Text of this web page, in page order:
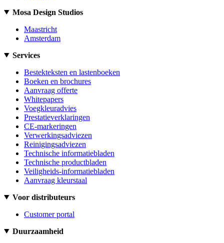
Mosa Design Studios
Maastricht
Amsterdam
Services
Bestekteksten en lastenboeken
Boeken en brochures
Aanvraag offerte
Whitepapers
Voegkleuradvies
Prestatieverklaringen
CE-markeringen
Verwerkingsadviezen
Reinigingsadviezen
Technische informatiebladen
Technische productbladen
Veiligheids-informatiebladen
Aanvraag kleurstaal
Voor distributeurs
Customer portal
Duurzaamheid